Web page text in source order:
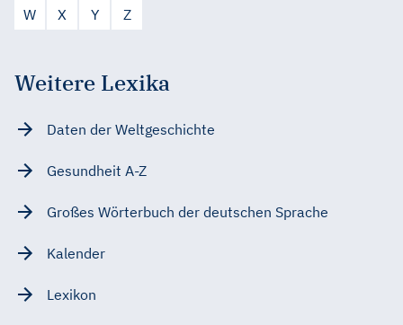
W
X Y Z
Weitere Lexika
Daten der Weltgeschichte
Gesundheit A-Z
Großes Wörterbuch der deutschen Sprache
Kalender
Lexikon